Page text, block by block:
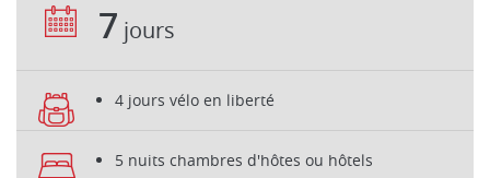
7 jours
4 jours vélo en liberté
5 nuits chambres d'hôtes ou hôtels